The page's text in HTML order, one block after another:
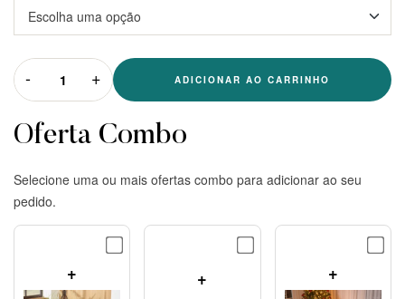
- + ADICIONAR AO CARRINHO
Oferta Combo
Selecione uma ou mais ofertas combo para adicionar ao seu
pedido.
+ + +